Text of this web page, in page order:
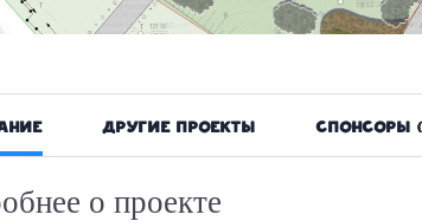
Другие проекты Спонсоры
о проекте